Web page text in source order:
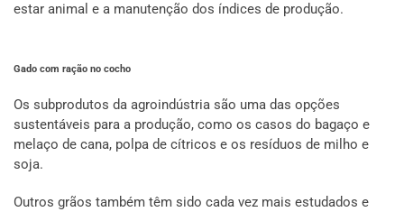
estar animal e a manutenção dos índices de produção.
Gado com ração no cocho
Os subprodutos da agroindústria são uma das opções
sustentáveis para a produção, como os casos do bagaço e
melaço de cana, polpa de cítricos e os resíduos de milho e
soja.
Outros grãos também têm sido cada vez mais estudados e